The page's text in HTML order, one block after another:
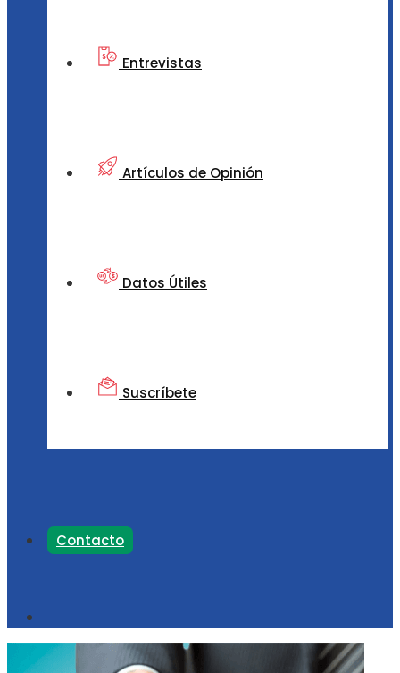
Entrevistas
Artículos de Opinión
Datos Útiles
Suscríbete
Contacto